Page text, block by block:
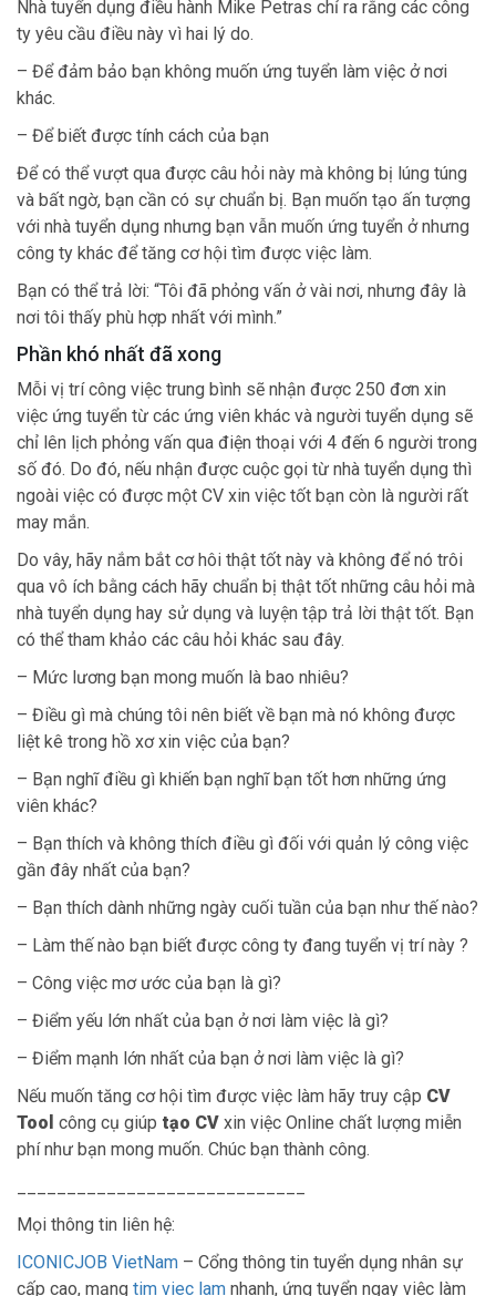
Nhà tuyển dụng điều hành Mike Petras chỉ ra rằng các công
ty yêu cầu điều này vì hai lý do.
– Để đảm bảo bạn không muốn ứng tuyển làm việc ở nơi
khác.
– Để biết được tính cách của bạn
Để có thể vượt qua được câu hỏi này mà không bị lúng túng
và bất ngờ, bạn cần có sự chuẩn bị. Bạn muốn tạo ấn tượng
với nhà tuyển dụng nhưng bạn vẫn muốn ứng tuyển ở nhưng
công ty khác để tăng cơ hội tìm được việc làm.
Bạn có thể trả lời: “Tôi đã phỏng vấn ở vài nơi, nhưng đây là
nơi tôi thấy phù hợp nhất với mình.”
Phần khó nhất đã xong
Mỗi vị trí công việc trung bình sẽ nhận được 250 đơn xin
việc ứng tuyển từ các ứng viên khác và người tuyển dụng sẽ
chỉ lên lịch phỏng vấn qua điện thoại với 4 đến 6 người trong
số đó. Do đó, nếu nhận được cuộc gọi từ nhà tuyển dụng thì
ngoài việc có được một CV xin việc tốt bạn còn là người rất
may mắn.
Do vây, hãy nắm bắt cơ hôi thật tốt này và không để nó trôi
qua vô ích bằng cách hãy chuẩn bị thật tốt những câu hỏi mà
nhà tuyển dụng hay sử dụng và luyện tập trả lời thật tốt. Bạn
có thể tham khảo các câu hỏi khác sau đây.
– Mức lương bạn mong muốn là bao nhiêu?
– Điều gì mà chúng tôi nên biết về bạn mà nó không được
liệt kê trong hồ xơ xin việc của bạn?
– Bạn nghĩ điều gì khiến bạn nghĩ bạn tốt hơn những ứng
viên khác?
– Bạn thích và không thích điều gì đối với quản lý công việc
gần đây nhất của bạn?
– Bạn thích dành những ngày cuối tuần của bạn như thế nào?
– Làm thế nào bạn biết được công ty đang tuyển vị trí này ?
– Công việc mơ ước của bạn là gì?
– Điểm yếu lớn nhất của bạn ở nơi làm việc là gì?
– Điểm mạnh lớn nhất của bạn ở nơi làm việc là gì?
Nếu muốn tăng cơ hội tìm được việc làm hãy truy cập CV
Tool công cụ giúp tạo CV xin việc Online chất lượng miễn
phí như bạn mong muốn. Chúc bạn thành công.
Mọi thông tin liên hệ:
ICONICJOB VietNam – Cổng thông tin tuyển dụng nhân sự
cấp cao, mạng tim viec lam nhanh, ứng tuyển ngay việc làm